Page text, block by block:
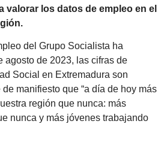
valorar los datos de empleo en el
del Grupo Socialista ha
agosto de 2023, las cifras de
Social en Extremadura son
manifiesto que “a día de hoy más
región que nunca: más
nunca y más jóvenes trabajando